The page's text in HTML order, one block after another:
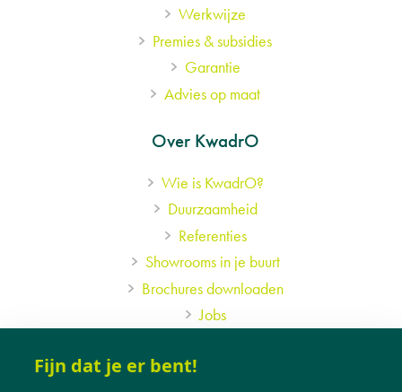
Fijn dat je er bent!
Werkwijze
Premies & subsidies
Garantie
Advies op maat
Over KwadrO
Wie is KwadrO?
Duurzaamheid
Referenties
Showrooms in je buurt
Brochures downloaden
Jobs
Hulp nodig?